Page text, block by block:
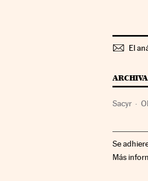
El
Sacyr
Se
Más